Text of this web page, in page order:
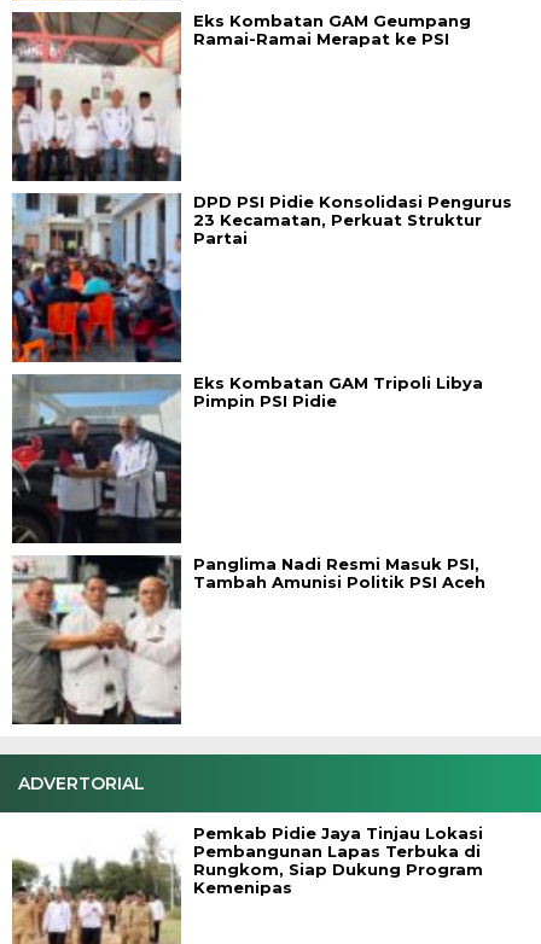
Eks Kombatan GAM Geumpang
Ramai-Ramai Merapat ke PSI
DPD PSI Pidie Konsolidasi Pengurus
23 Kecamatan, Perkuat Struktur
Partai
Eks Kombatan GAM Tripoli Libya
Pimpin PSI Pidie
Panglima Nadi Resmi Masuk PSI,
Tambah Amunisi Politik PSI Aceh
ADVERTORIAL
Pemkab Pidie Jaya Tinjau Lokasi
Pembangunan Lapas Terbuka di
Rungkom, Siap Dukung Program
Kemenipas